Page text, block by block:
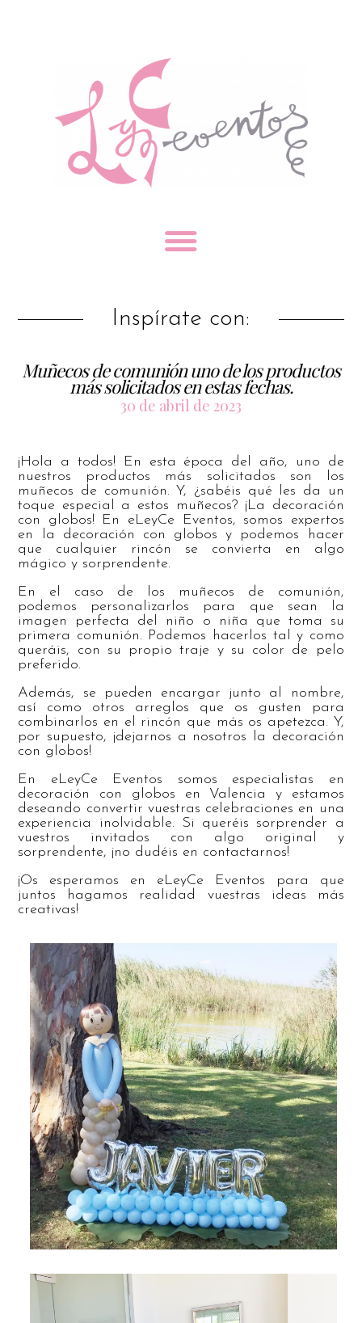
Inspírate con:
Muñecos de comunión uno de los productos
más solicitados en estas fechas.
30 de abril de 2023
¡Hola a todos! En esta época del año, uno de
nuestros productos más solicitados son los
muñecos de comunión. Y, ¿sabéis qué les da un
toque especial a estos muñecos? ¡La decoración
con globos! En eLeyCe Eventos, somos expertos
en la decoración con globos y podemos hacer
que cualquier rincón se convierta en algo
mágico y sorprendente.
En el caso de los muñecos de comunión,
podemos personalizarlos para que sean la
imagen perfecta del niño o niña que toma su
primera comunión. Podemos hacerlos tal y como
queráis, con su propio traje y su color de pelo
preferido.
Además, se pueden encargar junto al nombre,
así como otros arreglos que os gusten para
combinarlos en el rincón que más os apetezca. Y,
por supuesto, ¡dejarnos a nosotros la decoración
con globos!
En eLeyCe Eventos somos especialistas en
decoración con globos en Valencia y estamos
deseando convertir vuestras celebraciones en una
experiencia inolvidable. Si queréis sorprender a
vuestros invitados con algo original y
sorprendente, ¡no dudéis en contactarnos!
¡Os esperamos en eLeyCe Eventos para que
juntos hagamos realidad vuestras ideas más
creativas!